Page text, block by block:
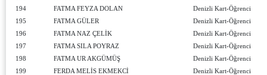
194
FATMA FEYZA DOLAN
Denizli Kart-Öğrenci
195
FATMA GÜLER
Denizli Kart-Öğrenci
196
FATMA NAZ ÇELİK
Denizli Kart-Öğrenci
197
FATMA SILA POYRAZ
Denizli Kart-Öğrenci
198
FATMA UR AKGÜMÜŞ
Denizli Kart-Öğrenci
199
FERDA MELİS EKMEKCİ
Denizli Kart-Öğrenci